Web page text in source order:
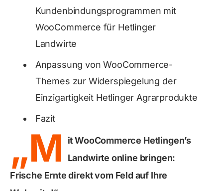
Kundenbindungsprogrammen mit
WooCommerce für Hetlinger
Landwirte
Anpassung von WooCommerce-
Themes zur Widerspiegelung der
Einzigartigkeit Hetlinger Agrarprodukte
Fazit
„M
it WooCommerce Hetlingen’s
Landwirte online bringen:
Frische Ernte direkt vom Feld auf Ihre